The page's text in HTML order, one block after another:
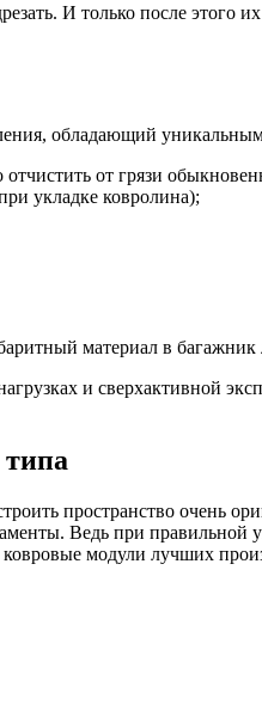
И только после этого
обладающий
отчистить от грязи
укладке ковролина);
материал в
и сверхактивной
типа
пространство очень
Ведь при
модули лучших